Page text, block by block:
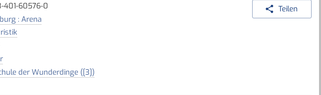
401-60576-0
: Arena
der Wunderdinge ([3])
Teilen